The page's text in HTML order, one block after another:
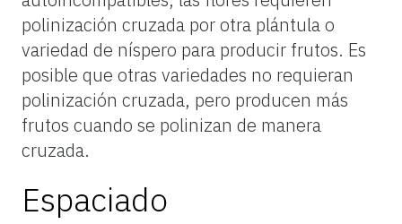
polinización cruzada por otra plántula o
variedad de níspero para producir frutos. Es
posible que otras variedades no requieran
polinización cruzada, pero producen más
frutos cuando se polinizan de manera
cruzada.
Espaciado